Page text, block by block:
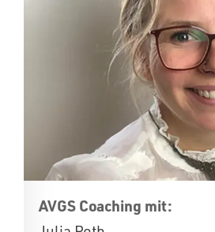
AVGS Coaching mit: